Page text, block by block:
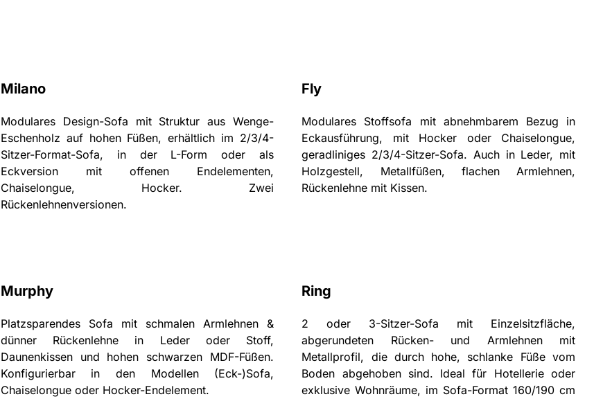
Milano
Modulares Design-Sofa mit Struktur aus Wenge-
Eschenholz auf hohen Füßen, erhältlich im 2/3/4-
Sitzer-Format-Sofa, in der L-Form oder als
Eckversion mit offenen Endelementen,
Chaiselongue, Hocker. Zwei
Rückenlehnenversionen.
Fly
Modulares Stoffsofa mit abnehmbarem Bezug in
Eckausführung, mit Hocker oder Chaiselongue,
geradliniges 2/3/4-Sitzer-Sofa. Auch in Leder, mit
Holzgestell, Metallfüßen, flachen Armlehnen,
Rückenlehne mit Kissen.
Murphy
Platzsparendes Sofa mit schmalen Armlehnen &
dünner Rückenlehne in Leder oder Stoff,
Daunenkissen und hohen schwarzen MDF-Füßen.
Konfigurierbar in den Modellen (Eck-)Sofa,
Chaiselongue oder Hocker-Endelement.
Ring
2 oder 3-Sitzer-Sofa mit Einzelsitzfläche,
abgerundeten Rücken- und Armlehnen mit
Metallprofil, die durch hohe, schlanke Füße vom
Boden abgehoben sind. Ideal für Hotellerie oder
exklusive Wohnräume, im Sofa-Format 160/190 cm